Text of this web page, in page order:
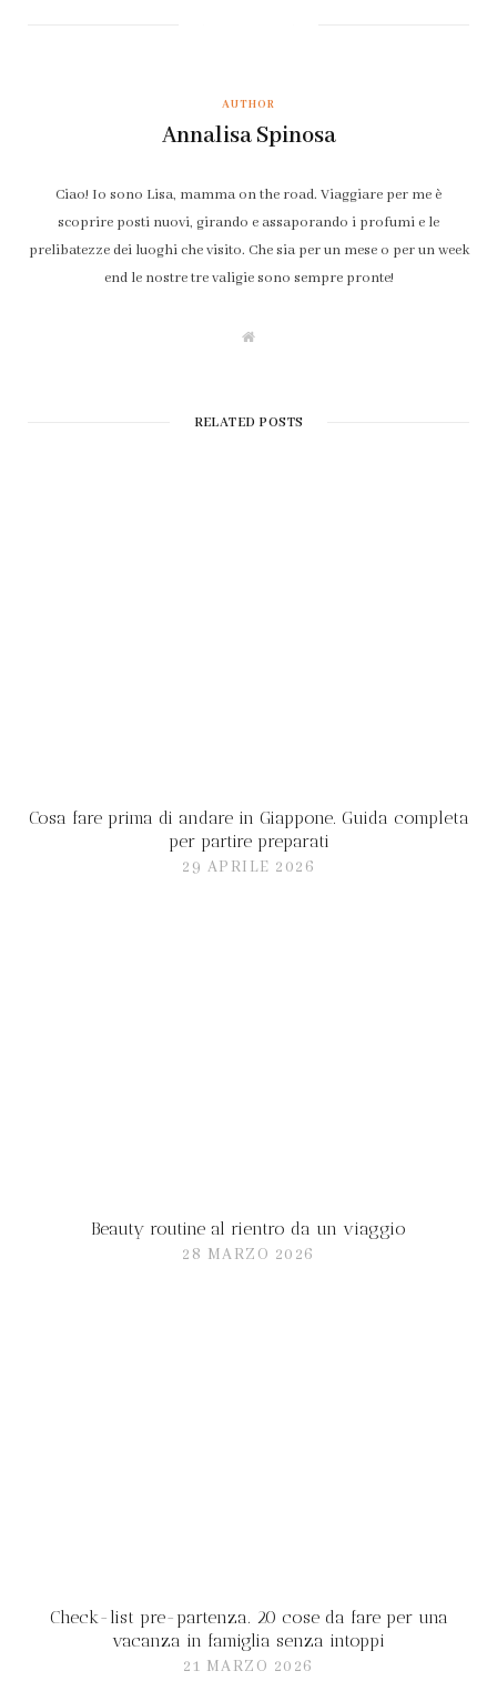
AUTHOR
Annalisa Spinosa
Ciao! Io sono Lisa, mamma on the road. Viaggiare per me è
scoprire posti nuovi, girando e assaporando i profumi e le
prelibatezze dei luoghi che visito. Che sia per un mese o per un week
end le nostre tre valigie sono sempre pronte!
W
e
RELATED POSTS
Cosa fare prima di andare in Giappone. Guida completa
per partire preparati
29 APRILE 2026
Beauty routine al rientro da un viaggio
28 MARZO 2026
Check-list pre-partenza. 20 cose da fare per una
vacanza in famiglia senza intoppi
21 MARZO 2026